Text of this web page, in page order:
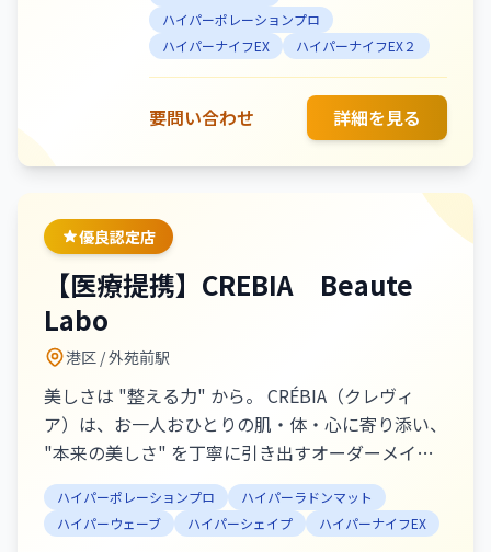
プローチ。最先端マシンと熟練の技術
が融合した、結果重視の本格ケアで、
理想のラインを効率的に叶えます。
美・健康・癒しを一度に叶える、ここ
でしか体験できない極上の時間。＃痩
身＃小顔＃リンパ＃よもぎ蒸し
ハイパーポレーションプロ
ハイパーナイフEX
ハイパーナイフEX２
要問い合わせ 詳細を見る
優良認定店
【医療提携】CREBIA Beaute
Labo
港区 / 外苑前駅
美しさは "整える力" から。 CRÉBIA（クレヴィ
ア）は、お一人おひとりの肌・体・心に寄り添い、
"本来の美しさ" を丁寧に引き出すオーダーメイド
プライベートサロンです。 最新の美容機器と熟練
のハンド技術を組み合わせ、 ・小顔矯正（コル
ギ） ・光フェイシャル（ヒガリフェイシャル） ・
ハイパーポレーションプロ
ハイパーラドンマット
ハイパーウェーブ
ハイパーシェイプ ハイパーナイフEX